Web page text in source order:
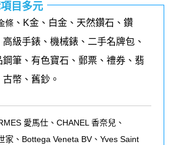
目多元
條 、K金、白金、天然鑽石、鑽
級手錶、機械錶、二手名牌包、
筆、有色寶石、郵票、禮券、翡
幣、舊鈔。
愛馬仕、CHANEL 香奈兒、
家、Bottega Veneta BV、Yves Saint